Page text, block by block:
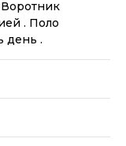
. Поло
день .